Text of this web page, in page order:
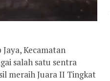
Kecamatan
salah satu sentra
meraih Juara II Tingkat